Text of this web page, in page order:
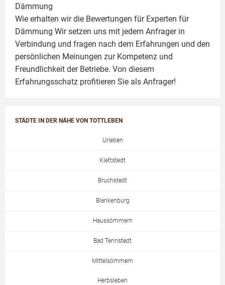
Dämmung
Wie erhalten wir die Bewertungen für Experten für
Dämmung Wir setzen uns mit jedem Anfrager in
Verbindung und fragen nach dem Erfahrungen und den
persönlichen Meinungen zur Kompetenz und
Freundlichkeit der Betriebe. Von diesem
Erfahrungsschatz profitieren Sie als Anfrager!
STÄDTE IN DER NÄHE VON TOTTLEBEN
Urleben
Klettstedt
Bruchstedt
Blankenburg
Haussömmern
Bad Tennstedt
Mittelsömmern
Herbsleben